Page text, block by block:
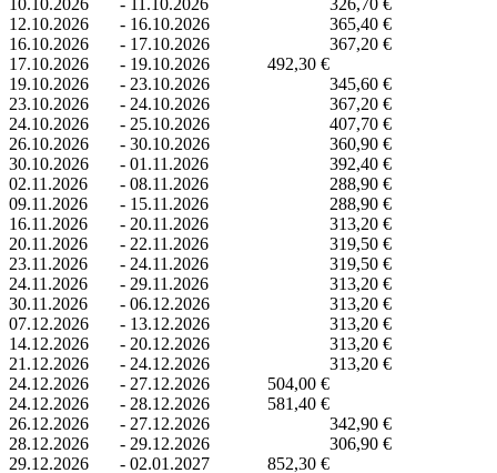
12.10.2026
- 16.10.2026
365,40 €
16.10.2026
- 17.10.2026
367,20 €
17.10.2026
- 19.10.2026
492,30 €
19.10.2026
- 23.10.2026
345,60 €
23.10.2026
- 24.10.2026
367,20 €
24.10.2026
- 25.10.2026
407,70 €
26.10.2026
- 30.10.2026
360,90 €
30.10.2026
- 01.11.2026
392,40 €
02.11.2026
- 08.11.2026
288,90 €
09.11.2026
- 15.11.2026
288,90 €
16.11.2026
- 20.11.2026
313,20 €
20.11.2026
- 22.11.2026
319,50 €
23.11.2026
- 24.11.2026
319,50 €
24.11.2026
- 29.11.2026
313,20 €
30.11.2026
- 06.12.2026
313,20 €
07.12.2026
- 13.12.2026
313,20 €
14.12.2026
- 20.12.2026
313,20 €
21.12.2026
- 24.12.2026
313,20 €
24.12.2026
- 27.12.2026
504,00 €
24.12.2026
- 28.12.2026
581,40 €
26.12.2026
- 27.12.2026
342,90 €
28.12.2026
- 29.12.2026
306,90 €
29.12.2026
- 02.01.2027 852,30 €